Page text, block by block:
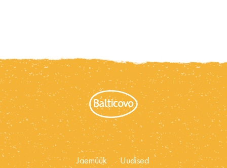
Jaemüük
Uudised